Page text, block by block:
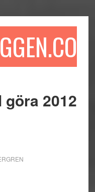
2012